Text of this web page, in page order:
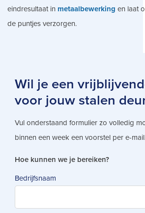
eindresultaat in metaalbewerking en laat
de puntjes verzorgen.
Wil je een
voor jouw stalen
Vul onderstaand formulier zo volledig
binnen een week een voorstel per e-
Hoe kunnen we je bereiken?
Bedrijfsnaam